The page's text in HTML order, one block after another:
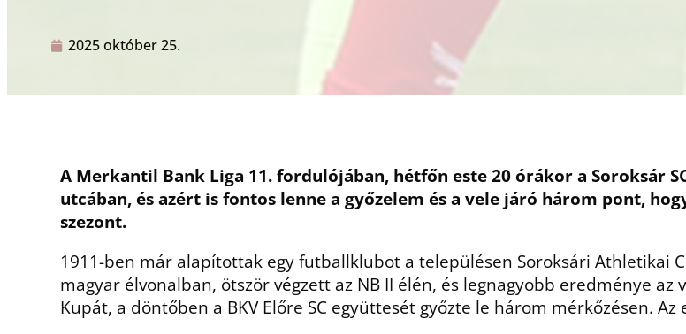
2025 október 25.
A Merkantil Bank Liga 11. fordulójában, hétfőn este 20 órákor a Soroksár
utcában, és azért is fontos lenne a győzelem és a vele járó három pont,
szezont.
1911-ben már alapítottak egy futballklubot a településen Soroksári Athletikai
magyar élvonalban, ötször végzett az NB II élén, és legnagyobb eredménye
Kupát, a döntőben a BKV Előre SC együttesét győzte le három mérkőzésen.